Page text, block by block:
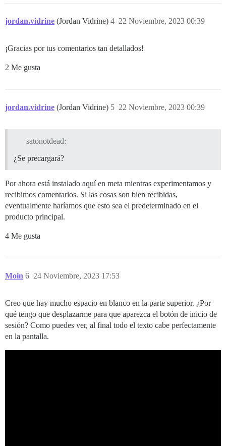
jordan.vidrine (Jordan Vidrine) 22 Noviembre, 2023 00:39
4
¡Gracias por tus comentarios tan detallados!
2 Me gusta
jordan.vidrine (Jordan Vidrine) 22 Noviembre, 2023 00:39
5
satonotdead:
¿Se precargará?
Por ahora está instalado aquí en meta mientras experimentamos y
recibimos comentarios. Si las cosas son bien recibidas,
eventualmente haríamos que esto sea el predeterminado en el
producto principal.
4 Me gusta
Moin 24 Noviembre, 2023 17:53
6
Creo que hay mucho espacio en blanco en la parte superior. ¿Por
qué tengo que desplazarme para que aparezca el botón de inicio de
sesión? Como puedes ver, al final todo el texto cabe perfectamente
en la pantalla.